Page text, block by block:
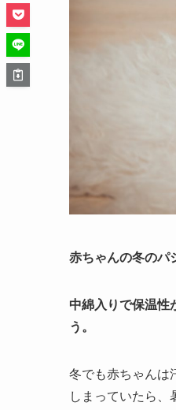
赤ちゃんの冬のパ
中綿入りで保温性
う。
冬でも赤ちゃんは
しまっていたら、